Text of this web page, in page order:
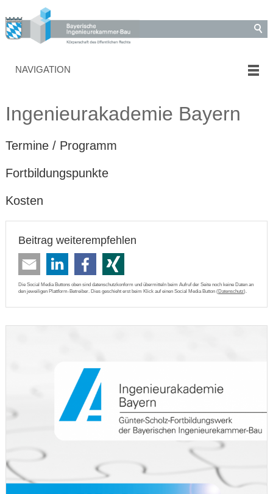
NAVIGATION
Ingenieurakademie Bayern
Termine / Programm
Fortbildungspunkte
Kosten
Beitrag weiterempfehlen
Die Social Media Buttons oben sind datenschutzkonform und übermitteln beim Aufruf der Seite noch keine Daten an
den jeweiligen Plattform-Betreiber. Dies geschieht erst beim Klick auf einen Social Media Button (Datenschutz).